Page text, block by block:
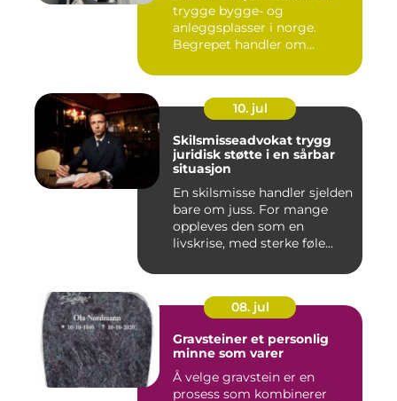
trygge bygge- og
anleggsplasser i norge.
Begrepet handler om
10. jul
Skilsmisseadvokat trygg
juridisk støtte i en sårbar
situasjon
En skilsmisse handler sjelden
bare om juss. For mange
oppleves den som en
livskrise, med sterke føle...
08. jul
Gravsteiner et personlig
minne som varer
Å velge gravstein er en
prosess som kombinerer